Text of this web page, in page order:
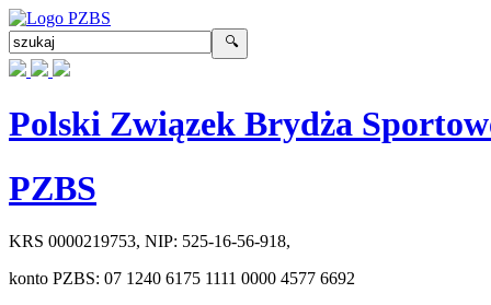
Polski Związek Brydża
PZBS
KRS 0000219753, NIP: 525-16-56-918,
konto PZBS: 07 1240 6175 1111 0000 4577 6692